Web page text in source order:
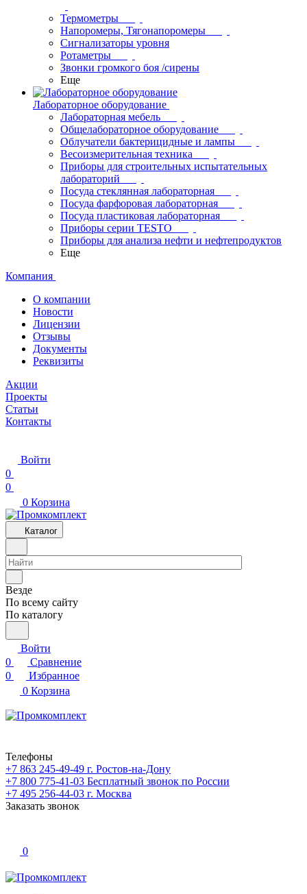
Термометры
Напоромеры, Тягонапоромеры
Сигнализаторы уровня
Ротаметры
Звонки громкого боя /сирены
Еще
Лабораторное оборудование
Лабораторная мебель
Общелабораторное оборудование
Облучатели бактерицидные и лампы
Весоизмерительная техника
Приборы для строительных испытательных
лабораторий
Посуда стеклянная лабораторная
Посуда фарфоровая лабораторная
Посуда пластиковая лабораторная
Приборы серии TESTO
Приборы для анализа нефти и нефтепродуктов
Еще
Компания
О компании
Новости
Лицензии
Отзывы
Документы
Реквизиты
Акции
Проекты
Статьи
Контакты
Войти
0
0
0 Корзина
Каталог
Везде
По всему сайту
По каталогу
Войти
0
Сравнение
0
Избранное
0 Корзина
Телефоны
+7 863 245-49-49 г. Ростов-на-Дону
+7 800 775-41-03 Бесплатный звонок по России
+7 495 256-44-03 г. Москва
Заказать звонок
0